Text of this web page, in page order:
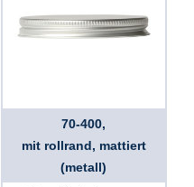
70-400,
mit rollrand, mattiert
(metall)